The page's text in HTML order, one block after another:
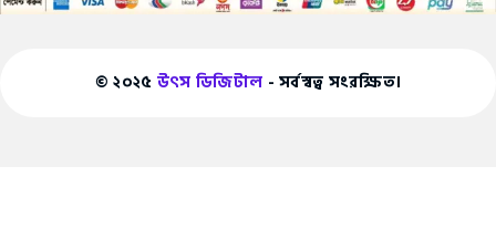
© ২০২৫ উৎস ডিজিটাল - সর্বস্বত্ব সংরক্ষিত।